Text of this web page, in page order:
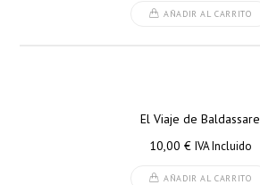
AÑADIR AL CARRITO
El Viaje de Baldassare
10,00 € IVA Incluido
AÑADIR AL CARRITO